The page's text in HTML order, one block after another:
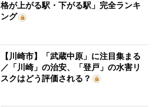
格が上がる駅・下がる駅」完全ランキ
ング
【川崎市】「武蔵中原」に注目集まる
／「川崎」の治安、「登戸」の水害リ
スクはどう評価される？